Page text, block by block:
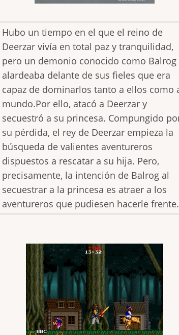
Hubo un tiempo en el que el reino de
Deerzar vivía en total paz y tranquilidad,
pero un demonio conocido como Balrog
alardeaba delante de sus fieles que era
capaz de dominarlos tanto a ellos como
mundo.Por ello, atacó a Deerzar y
secuestró a su princesa. Compungido
su pérdida, el rey de Deerzar empieza la
búsqueda de valientes aventureros
dispuestos a rescatar a su hija. Pero,
precisamente, la intención de Balrog al
secuestrar a la princesa es atraer a los
aventureros que pudiesen hacerle frente.